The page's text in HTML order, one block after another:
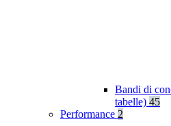
Bandi di
tabelle) 45
Performance 2